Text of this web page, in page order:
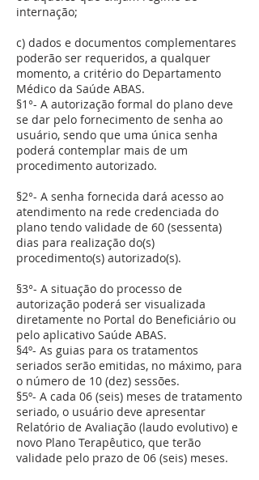
internação;
c) dados e documentos complementares
poderão ser requeridos, a qualquer
momento, a critério do Departamento
Médico da Saúde ABAS.
§1°- A autorização formal do plano deve
se dar pelo fornecimento de senha ao
usuário, sendo que uma única senha
poderá contemplar mais de um
procedimento autorizado.
§2°- A senha fornecida dará acesso ao
atendimento na rede credenciada do
plano tendo validade de 60 (sessenta)
dias para realização do(s)
procedimento(s) autorizado(s).
§3°- A situação do processo de
autorização poderá ser visualizada
diretamente no Portal do Beneficiário ou
pelo aplicativo Saúde ABAS.
§4º- As guias para os tratamentos
seriados serão emitidas, no máximo, para
o número de 10 (dez) sessões.
§5º- A cada 06 (seis) meses de tratamento
seriado, o usuário deve apresentar
Relatório de Avaliação (laudo evolutivo) e
novo Plano Terapêutico, que terão
validade pelo prazo de 06 (seis) meses.